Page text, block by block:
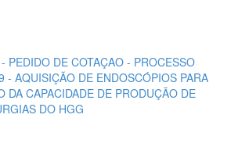
PEDIDO DE COTAÇAO - PROCESSO
- AQUISIÇÃO DE ENDOSCÓPIOS PARA
DA CAPACIDADE DE PRODUÇÃO DE
DO HGG